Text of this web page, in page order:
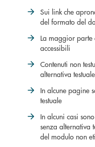
Sui link che
del formato del
La maggior parte
accessibili
Contenuti non
alternativa testuale
In alcune pagine
testuale
In alcuni casi
senza alternativa
del modulo non